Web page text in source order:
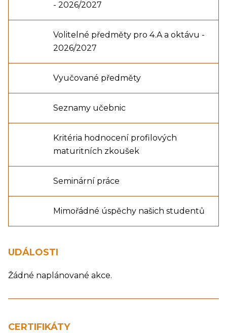
- 2026/2027
Volitelné předměty pro 4.A a oktávu -
2026/2027
Vyučované předměty
Seznamy učebnic
Kritéria hodnocení profilových
maturitních zkoušek
Seminární práce
Mimořádné úspěchy našich studentů
UDÁLOSTI
Žádné naplánované akce.
CERTIFIKÁTY